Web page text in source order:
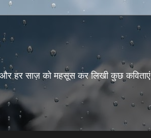
हर साज़ को महसूस कर लिखी कुछ कविताएं